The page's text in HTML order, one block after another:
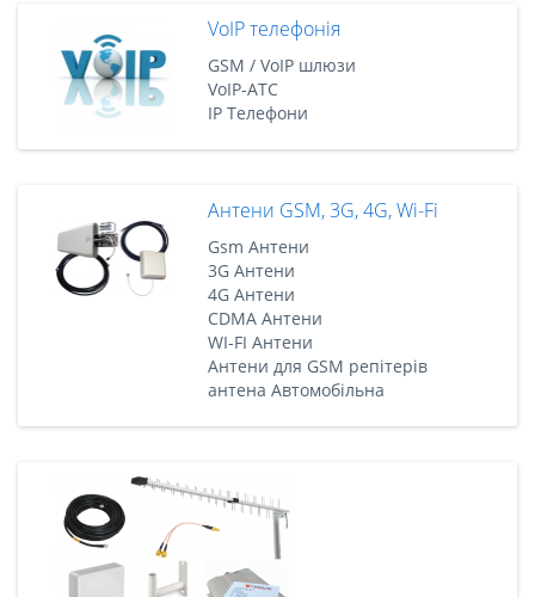
VoIP телефонія
GSM / VoIP шлюзи
VoIP-АТС
IP Телефони
Антени GSM, 3G, 4G, Wi-Fi
Gsm Антени
3G Антени
4G Антени
CDMA Антени
WI-FI Антени
Антени для GSM репітерів
антена Автомобільна